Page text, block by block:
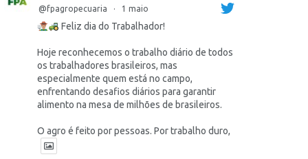
@fpagropecuaria · 1 maio
Feliz dia do Trabalhador!
Hoje reconhecemos o trabalho diário de todos
os trabalhadores brasileiros, mas
especialmente quem está no campo,
enfrentando desafios diários para garantir
alimento na mesa de milhões de brasileiros.
O agro é feito por pessoas. Por trabalho duro,